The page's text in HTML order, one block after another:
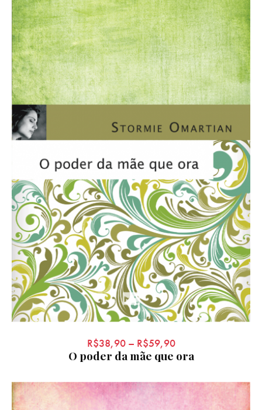
O poder da mãe que ora
R$38,90– R$59,90